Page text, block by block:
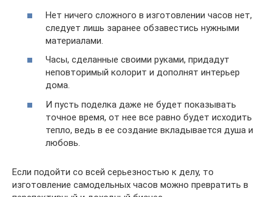
Нет ничего сложного в изготовлении часов нет,
следует лишь заранее обзавестись нужными
материалами.
Часы, сделанные своими руками, придадут
неповторимый колорит и дополнят интерьер
дома.
И пусть поделка даже не будет показывать
точное время, от нее все равно будет исходить
тепло, ведь в ее создание вкладывается душа и
любовь.
Если подойти со всей серьезностью к делу, то
изготовление самодельных часов можно превратить в